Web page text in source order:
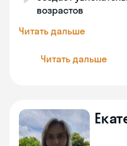
возрастов
Читать дальше
Читать дальше